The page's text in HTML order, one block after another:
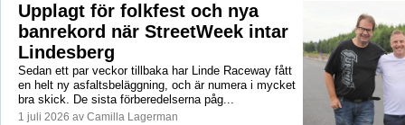
Upplagt för folkfest och nya
banrekord när StreetWeek intar
Lindesberg
Sedan ett par veckor tillbaka har Linde Raceway fått
en helt ny asfaltsbeläggning, och är numera i mycket
bra skick. De sista förberedelserna påg...
1 juli 2026 av Camilla Lagerman